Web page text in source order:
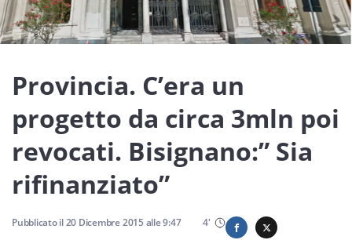
Lavoro
Economia
Sport
Sicilia
Provincia. C’era un
progetto da circa 3mln poi
revocati. Bisignano:” Sia
rifinanziato”
Pubblicato il20 Dicembre 2015alle9:47 4'